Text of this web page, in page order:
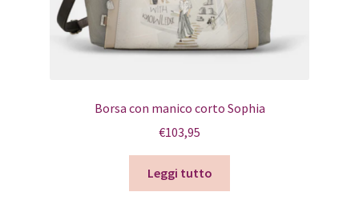
Borsa con manico corto Sophia
€103,95
Leggi tutto